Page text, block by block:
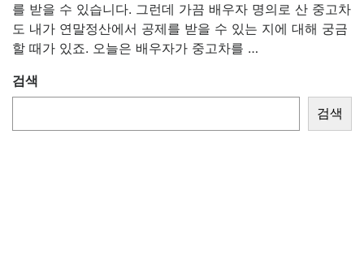
를 받을 수 있습니다. 그런데 가끔 배우자 명의로 산 중고차
도 내가 연말정산에서 공제를 받을 수 있는 지에 대해 궁금
할 때가 있죠. 오늘은 배우자가 중고차를 …
검색
검색